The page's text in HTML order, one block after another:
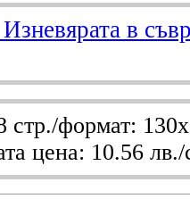
в
стр./формат:
цена: 10.56 лв./